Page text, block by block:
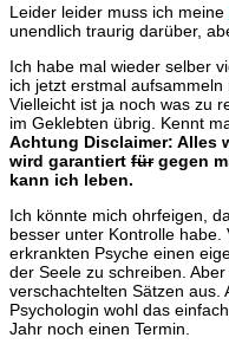
Leider leider muss ich meine
unendlich traurig darüber,
Ich habe mal wieder selber
ich jetzt erstmal aufsammeln
Vielleicht ist ja noch was zu
im Geklebten übrig. Kennt
Achtung Disclaimer: Alles
wird garantiert fürgegen
kann ich leben.
Ich könnte mich ohrfeigen,
besser unter Kontrolle
erkrankten Psyche einen
der Seele zu schreiben.
verschachtelten Sätzen aus.
Psychologin wohl das
Jahr noch einen Termin.